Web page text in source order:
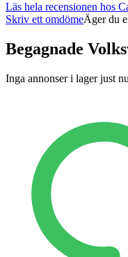
Läs hela recensionen hos
Skriv ett omdömeÄger du
Begagnade
Inga annonser i lager just